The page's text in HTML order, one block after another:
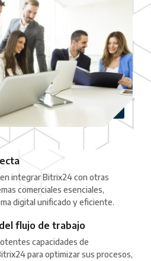
integrar Bitrix24 con otras
comerciales esenciales,
digital unificado y eficiente.
flujo de trabajo
capacidades de
para optimizar sus procesos,